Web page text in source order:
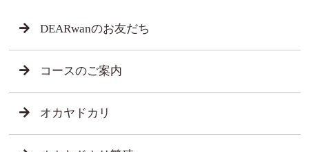
DEARwanのお友だち
コースのご案内
オカヤドカリ